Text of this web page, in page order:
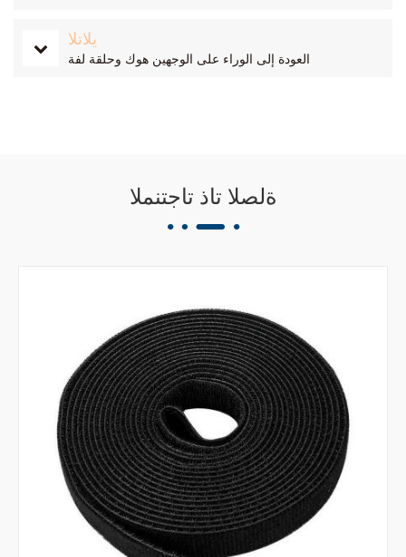
يلاتلا
العودة إلى الوراء على الوجهين هوك وحلقة لفة
ةلصلا تاذ تاجتنملا